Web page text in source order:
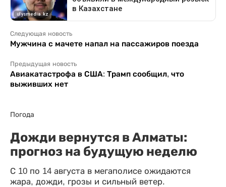
Следующая новость
Мужчина с мачете напал на пассажиров поезда
Предыдущая новость
Авиакатастрофа в США: Трамп сообщил, что
выживших нет
Погода
Дожди вернутся в Алматы:
прогноз на будущую неделю
С 10 по 14 августа в мегаполисе ожидаются
жара, дожди, грозы и сильный ветер.